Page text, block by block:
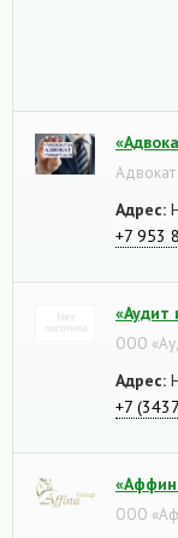
Адвокат
Адрес:
+7 953
«Аудит
ООО
Адрес:
+7
ООО